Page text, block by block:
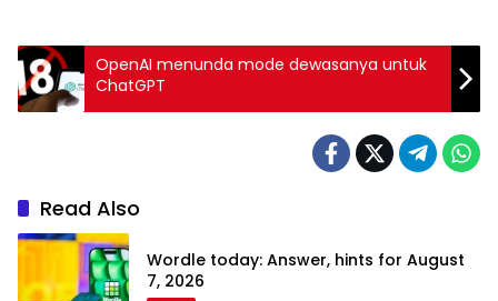
OpenAI menunda mode dewasanya untuk
ChatGPT
Read Also
Wordle today: Answer, hints for August
7, 2026